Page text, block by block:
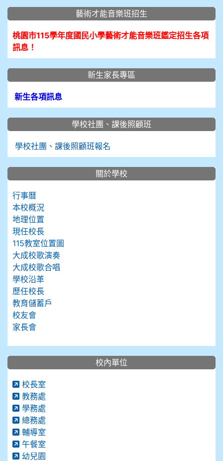
藝術才能音樂班招生
桃園市115學年度國民小學藝術才能音樂班鑑定招生各項
訊息！
新生家長專區
新生各項訊息
學校社團、課後照顧班
學校社團、課後照顧班報名
關於學校
行事曆
本校概況
地理位置
現任校長
115教室位置圖
大成校歌演奏
大成校歌合唱
學校沿革
歷任校長
教育儲蓄戶
校友會
家長會
校內單位
校長室
教務處
學務處
總務處
輔導室
午餐室
幼兒園